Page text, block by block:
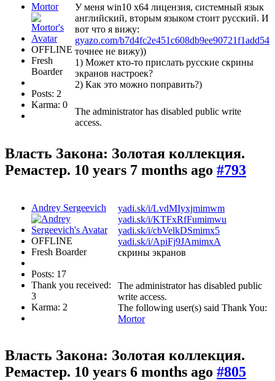
Mortor
OFFLINE
Fresh
Boarder
Posts: 2
Karma: 0
У меня win10 x64 лицензия, системный язык
английский, вторым языком стоит русский. И
вот что я вижу:
gyazo.com/b7d4fc2e451c608db9ee90721f1add54
точнее не вижу))
1) Может кто-то прислать русские скрины
экранов настроек?
2) Как это можно поправить?)
The administrator has disabled public write
access.
Власть Закона: Золотая коллекция.
Ремастер. 10 years 7 months ago #793
Andrey Sergeevich
OFFLINE
Fresh Boarder
Posts: 17
Thank you received:
3
Karma: 2
yadi.sk/i/LvdMIyxjmimwm
yadi.sk/i/KTFxRfFumimwu
yadi.sk/i/cbVelkDSmimx5
yadi.sk/i/ApiFj9JAmimxA
скрины экранов
The administrator has disabled public
write access.
The following user(s) said Thank You:
Mortor
Власть Закона: Золотая коллекция.
Ремастер. 10 years 6 months ago #805